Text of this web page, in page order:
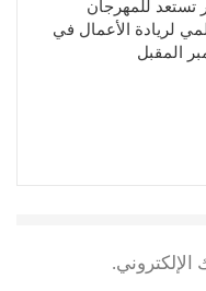
تستعد للمهرجان
لريادة الأعمال في
المقبل